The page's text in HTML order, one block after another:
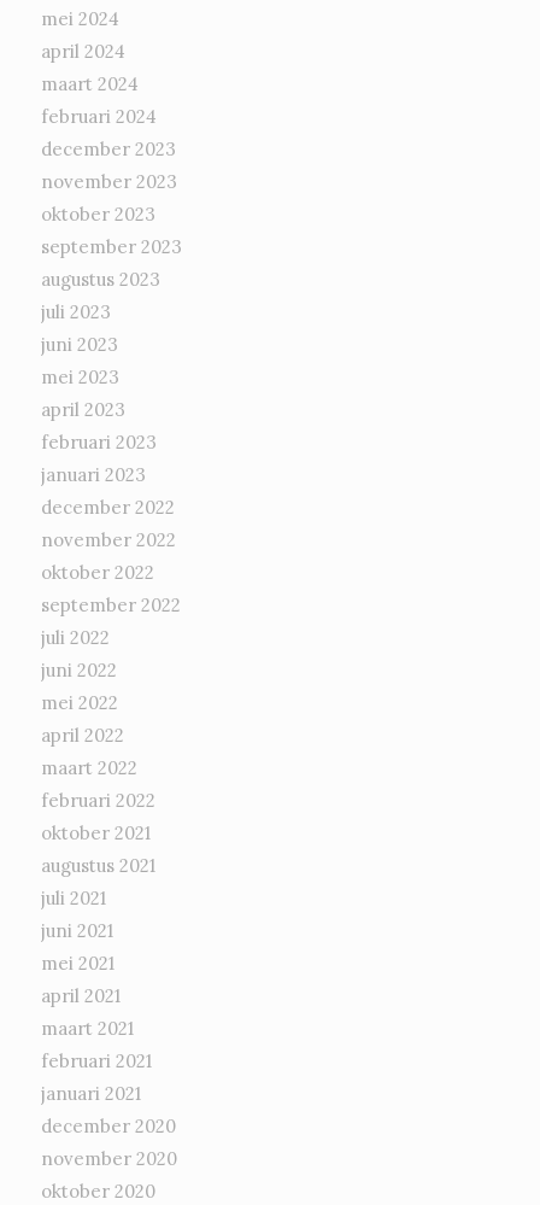
mei 2024
april 2024
maart 2024
februari 2024
december 2023
november 2023
oktober 2023
september 2023
augustus 2023
juli 2023
juni 2023
mei 2023
april 2023
februari 2023
januari 2023
december 2022
november 2022
oktober 2022
september 2022
juli 2022
juni 2022
mei 2022
april 2022
maart 2022
februari 2022
oktober 2021
augustus 2021
juli 2021
juni 2021
mei 2021
april 2021
maart 2021
februari 2021
januari 2021
december 2020
november 2020
oktober 2020